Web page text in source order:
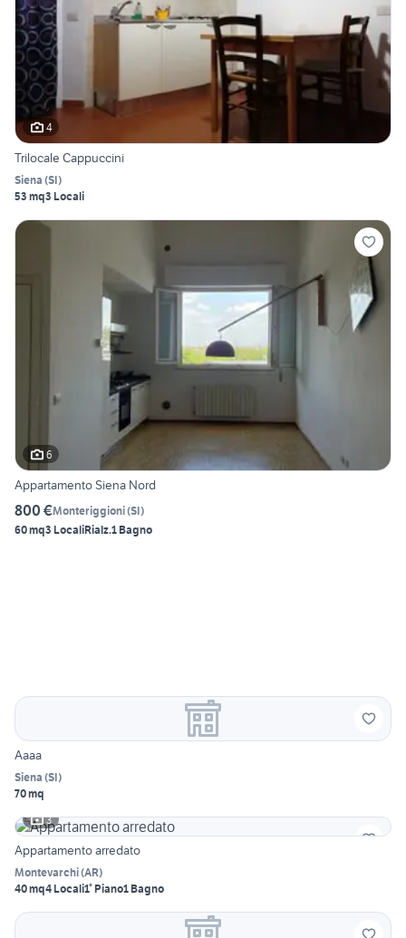
4
Trilocale Cappuccini
Siena (SI)
53 mq3 Locali
6
Appartamento Siena Nord
800 €Monteriggioni(SI)
60 mq3 LocaliRialz.1 Bagno
Aaaa
Siena (SI)
70 mq
3
Appartamento arredato
Montevarchi(AR)
40 mq4 Locali1° Piano1 Bagno